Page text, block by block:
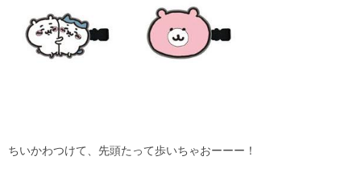
ちいかわつけて、先頭たって歩いちゃおーーー！